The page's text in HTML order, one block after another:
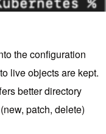
the configuration
live objects are kept.
better directory
patch, delete)